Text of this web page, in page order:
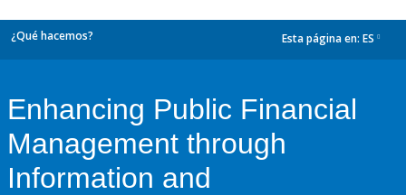
¿Qué hacemos? Esta página en: ES
Enhancing Public Financial
Management through
Information and